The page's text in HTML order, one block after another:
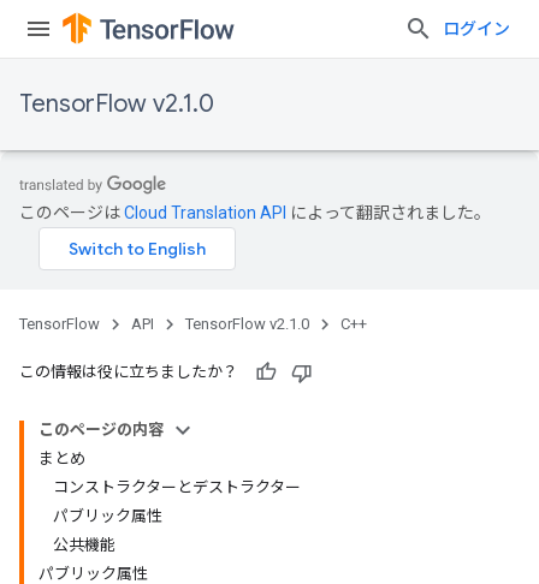
ログイン
TensorFlow v2.1.0
このページはCloud Translation API によって翻訳されました。
TensorFlow API TensorFlow v2.1.0 C++
この情報は役に立ちましたか？
このページの内容
まとめ
コンストラクターとデストラクター
パブリック属性
公共機能
パブリック属性